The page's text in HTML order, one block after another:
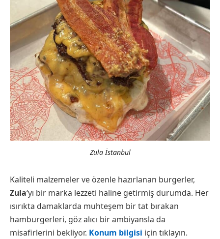
Zula İstanbul
Kaliteli malzemeler ve özenle hazırlanan burgerler,
Zula‘yı bir marka lezzeti haline getirmiş durumda. Her
ısırıkta damaklarda muhteşem bir tat bırakan
hamburgerleri, göz alıcı bir ambiyansla da
misafirlerini bekliyor. Konum bilgisi için tıklayın.